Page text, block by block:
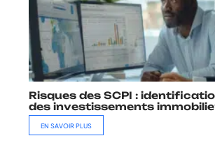
Risques des SCPI :
des investissements
EN SAVOIR PLUS